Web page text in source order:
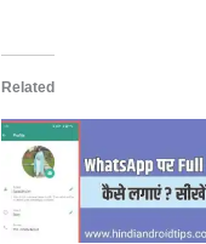
Related